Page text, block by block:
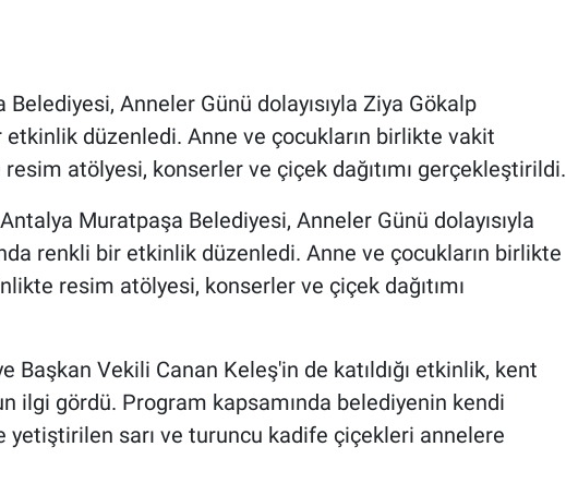
Anneler Günü dolayısıyla Ziya Gökalp
etkinlik düzenledi. Anne ve çocukların birlikte vakit
atölyesi, konserler ve çiçek dağıtımı gerçekleştirildi.
Antalya Muratpaşa Belediyesi, Anneler Günü dolayısıyla
renkli bir etkinlik düzenledi. Anne ve çocukların birlikte
resim atölyesi, konserler ve çiçek dağıtımı
Başkan Vekili Canan Keleş'in de katıldığı etkinlik, kent
ilgi gördü. Program kapsamında belediyenin kendi
sarı ve turuncu kadife çiçekleri annelere